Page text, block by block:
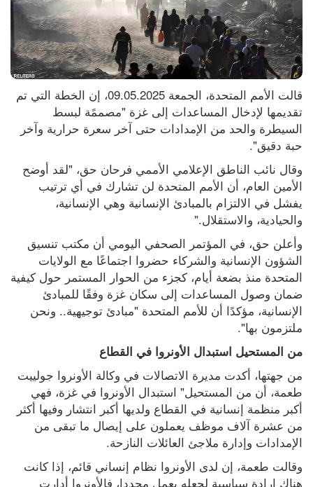
حبة دقيق".
والحيادية، والاستقلال."
ملتزمون بها".
من المستحيل استبدال الأونروا في القطاع
الإمدادات وإدارة ملاجئ العائلات النازحة.